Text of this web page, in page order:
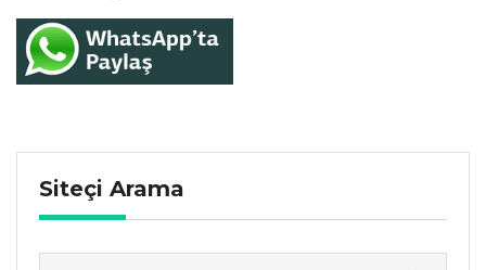
Siteçi Arama